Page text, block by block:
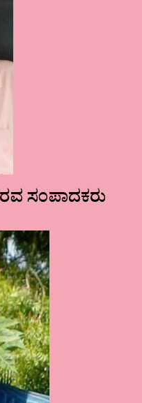
ಸಂಪಾದಕರು